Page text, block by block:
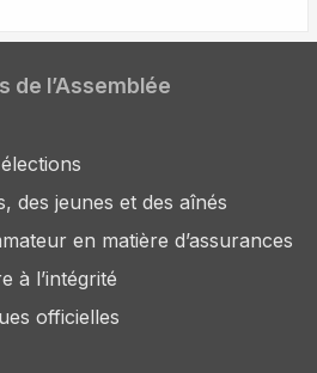
de l’Assemblée
des jeunes et des aînés
en matière d’assurances
à l’intégrité
officielles